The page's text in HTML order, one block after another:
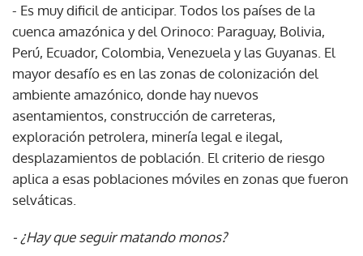
- Es muy dificil de anticipar. Todos los países de la
cuenca amazónica y del Orinoco: Paraguay, Bolivia,
Perú, Ecuador, Colombia, Venezuela y las Guyanas. El
mayor desafío es en las zonas de colonización del
ambiente amazónico, donde hay nuevos
asentamientos, construcción de carreteras,
exploración petrolera, minería legal e ilegal,
desplazamientos de población. El criterio de riesgo
aplica a esas poblaciones móviles en zonas que fueron
selváticas.
- ¿Hay que seguir matando monos?